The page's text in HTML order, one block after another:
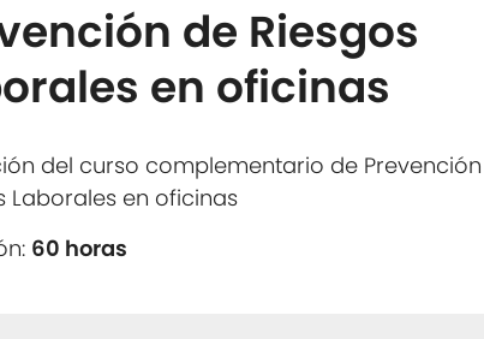
de Riesgos
en oficinas
del curso complementario de
Laborales en oficinas
60 horas